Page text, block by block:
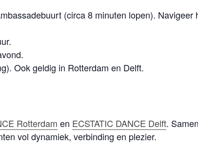
(circa 8 minuten lopen). Navigeer
Ook geldig in Rotterdam en Delft.
Rotterdam en ECSTATIC DANCE Delft.
vol dynamiek, verbinding en plezier.